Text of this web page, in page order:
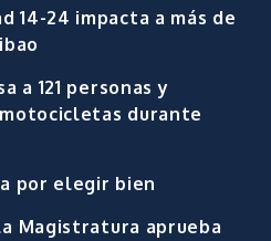
14-24 impacta a más de
a 121 personas y
durante
por elegir bien
Magistratura aprueba